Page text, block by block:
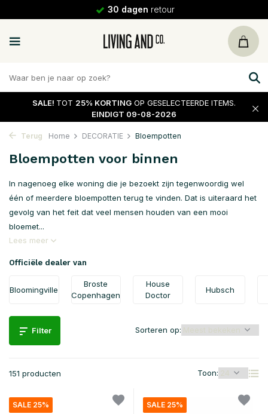
30 dagen retour
SALE! TOT 25% KORTING OP GESELECTEERDE ITEMS.
EINDIGT 09-08-2026
Terug Home DECORATIE Bloempotten
Bloempotten voor binnen
In nagenoeg elke woning die je bezoekt zijn tegenwoordig wel
één of meerdere bloempotten terug te vinden. Dat is uiteraard het
gevolg van het feit dat veel mensen houden van een mooi
bloemet...
Lees meer
Officiële dealer van
Bloomingville
Broste
Copenhagen
House
Doctor
Hubsch
Filter
151 producten Toon:
Sorteren op:
SALE 25% SALE 25%